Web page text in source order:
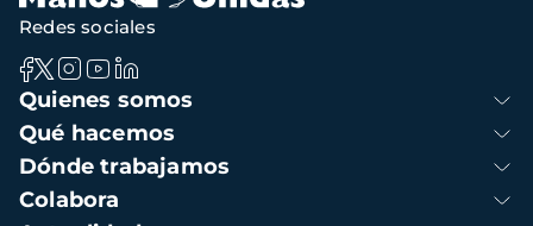
Navegación
principal
Quienes somos
Qué hacemos
Dónde trabajamos
Colabora
Redes sociales